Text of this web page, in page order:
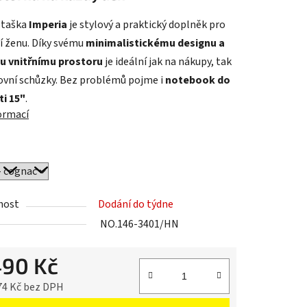
Imperia je stylový a praktický doplněk pro
Díky svému minimalistickému designu a
vnitřnímu prostoru je ideální jak na nákupy, tak
schůzky. Bez problémů pojme i notebook do
15".
Dodání do týdne
NO.146-3401/HN
Kč
Kč bez DPH